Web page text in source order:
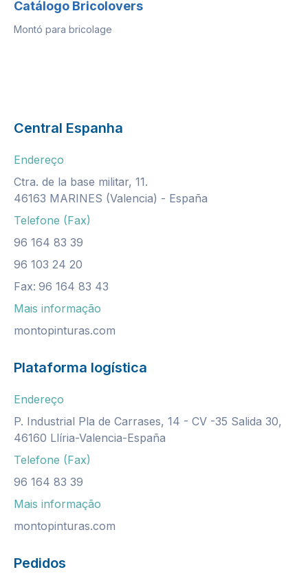
Catálogo Bricolovers
Montó para bricolage
Central Espanha
Endereço
Ctra. de la base militar, 11.
46163 MARINES (Valencia) - España
Telefone (Fax)
96 164 83 39
96 103 24 20
Fax: 96 164 83 43
Mais informação
montopinturas.com
Plataforma logística
Endereço
P. Industrial Pla de Carrases, 14 - CV -35 Salida 30,
46160 Llíria-Valencia-España
Telefone (Fax)
96 164 83 39
Mais informação
montopinturas.com
Pedidos